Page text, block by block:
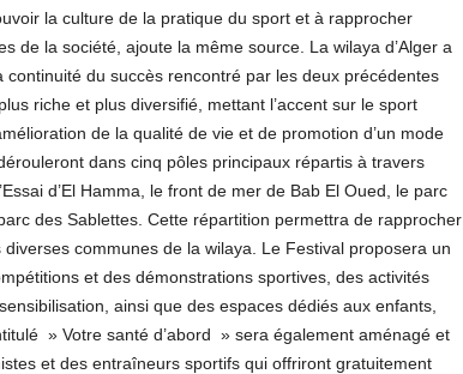
la culture de la pratique du sport et à rapprocher
de la société, ajoute la même source. La wilaya d’Alger a
continuité du succès rencontré par les deux précédentes
riche et plus diversifié, mettant l’accent sur le sport
de la qualité de vie et de promotion d’un mode
dans cinq pôles principaux répartis à travers
d’El Hamma, le front de mer de Bab El Oued, le parc
des Sablettes. Cette répartition permettra de rapprocher
communes de la wilaya. Le Festival proposera un
et des démonstrations sportives, des activités
ainsi que des espaces dédiés aux enfants,
» Votre santé d’abord » sera également aménagé et
et des entraîneurs sportifs qui offriront gratuitement